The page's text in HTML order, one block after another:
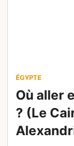
ÉGYPTE
Où aller
? (Le